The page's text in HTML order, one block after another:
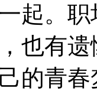
起。
也有
的青